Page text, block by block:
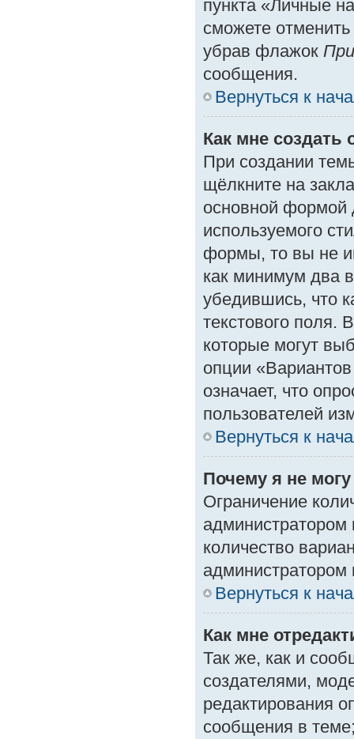
пункта «Личные
сможете
убрав флажок
сообщения.
Вернуться к
Как мне создать
При создании
щёлкните на
основной формой
используемого
формы, то вы не
как минимум два
убедившись, что
текстового поля.
которые могут
опции
означает, что
пользователей
Вернуться к
Почему я не
Ограничение
количество
Вернуться к
Как мне
Так же, как и
создателями,
редактирования
сообщения в